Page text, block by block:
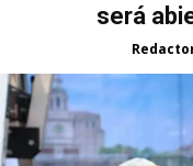
será
Redactor